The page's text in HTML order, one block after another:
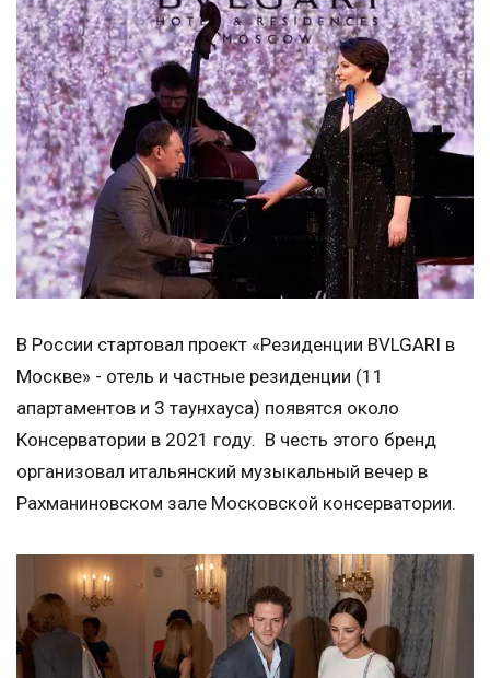
В России стартовал проект «Резиденции BVLGARI в
Москве» - отель и частные резиденции (11
апартаментов и 3 таунхауса) появятся около
Консерватории в 2021 году. В честь этого бренд
организовал итальянский музыкальный вечер в
Рахманиновском зале Московской консерватории.